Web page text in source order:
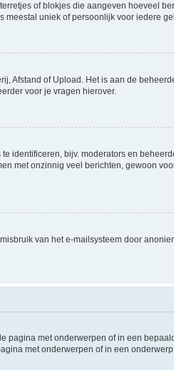
of blokjes die aangeven hoeveel
meestal uniek of persoonlijk voor iedere
Afstand of Upload. Het is aan de
voor je vragen hierover.
identificeren, bijv. moderators en
met onzinnig veel berichten, gewoon
van het e-mailsysteem door
pagina met onderwerpen of in een
met onderwerpen of in een